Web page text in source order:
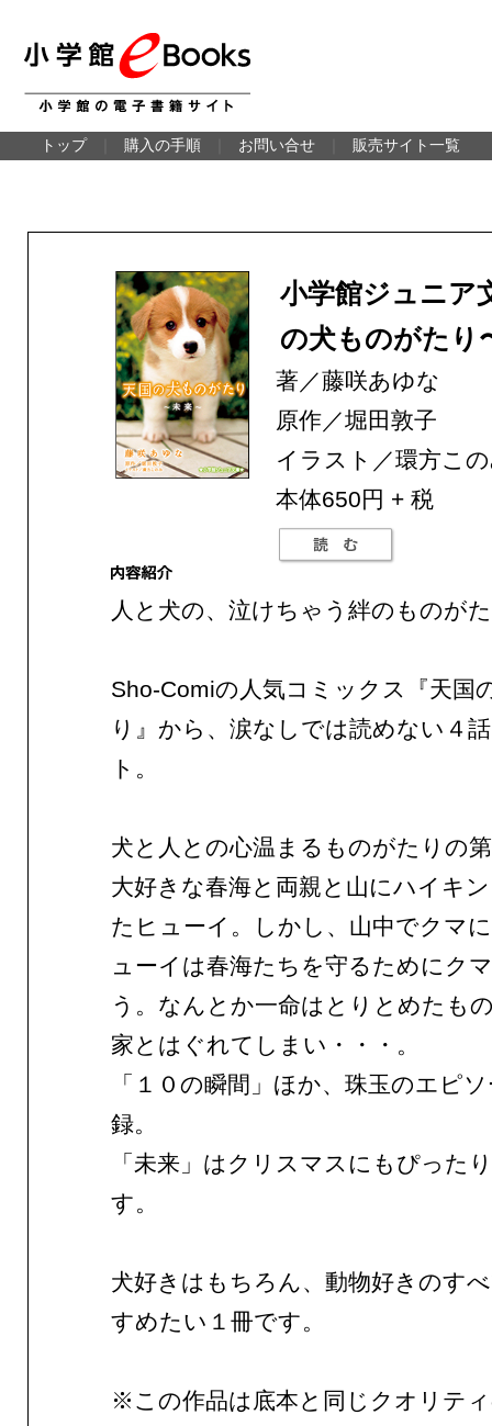
トップ 購入の手順 お問い合せ 販売サイト一覧
小学館ジュニ
の犬ものがたり
著／藤咲あゆな
原作／堀田敦子
イラスト／環方こ
本体650円 + 税
人と犬の、泣けちゃう絆のものが
Sho-Comiの人気コミックス『天国
り』から、涙なしでは読めない４
ト。
犬と人との心温まるものがたりの
大好きな春海と両親と山にハイキ
たヒューイ。しかし、山中でクマ
ューイは春海たちを守るためにク
う。なんとか一命はとりとめたも
家とはぐれてしまい・・・。
「１０の瞬間」ほか、珠玉のエピ
録。
「未来」はクリスマスにもぴった
す。
犬好きはもちろん、動物好きのす
すめたい１冊です。
※この作品は底本と同じクオリテ